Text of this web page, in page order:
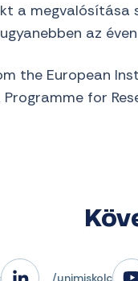
a
az
the European
for
/unimiskolc